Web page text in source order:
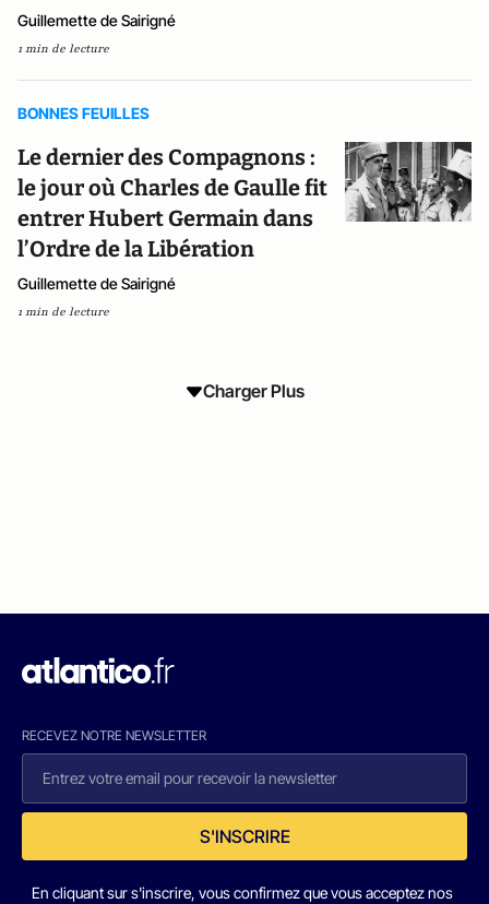
Guillemette de Sairigné
1 min de lecture
BONNES FEUILLES
Le dernier des Compagnons :
le jour où Charles de Gaulle fit
entrer Hubert Germain dans
l’Ordre de la Libération
Guillemette de Sairigné
1 min de lecture
Charger Plus
RECEVEZ NOTRE NEWSLETTER
S'INSCRIRE
En cliquant sur s'inscrire, vous confirmez que vous acceptez nos